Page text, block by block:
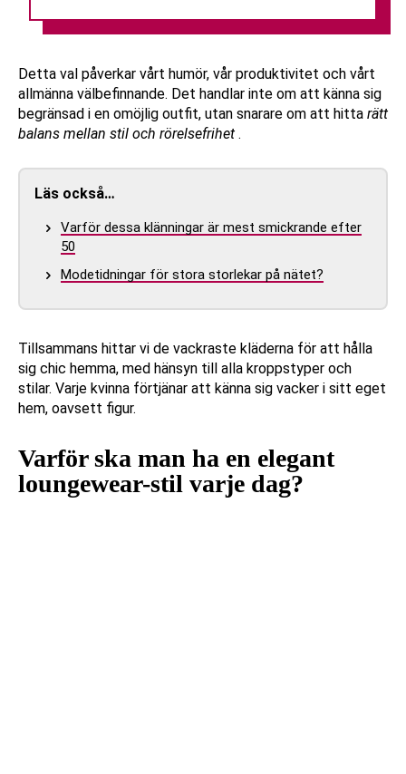
Detta val påverkar vårt humör, vår produktivitet och vårt
allmänna välbefinnande. Det handlar inte om att känna sig
begränsad i en omöjlig outfit, utan snarare om att hitta rätt
balans mellan stil och rörelsefrihet .
Läs också…
Varför dessa klänningar är mest smickrande efter
50
Modetidningar för stora storlekar på nätet?
Tillsammans hittar vi de vackraste kläderna för att hålla
sig chic hemma, med hänsyn till alla kroppstyper och
stilar. Varje kvinna förtjänar att känna sig vacker i sitt eget
hem, oavsett figur.
Varför ska man ha en elegant
loungewear-stil varje dag?